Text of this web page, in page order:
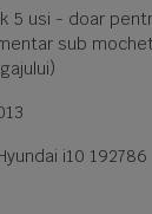
5 usi - doar
sub
i10 192786